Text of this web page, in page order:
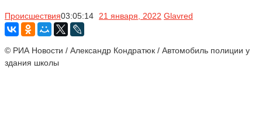
Происшествия03:05:14 21 января, 2022 Glavred
© РИА Новости / Александр Кондратюк / Автомобиль полиции у
здания школы